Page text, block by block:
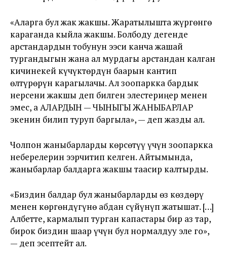
«Аларга бул жак жакшы. Жаратылышта жүргөнгө
караганда кыйла жакшы. Болбоду дегенде
арстандардын тобунун ээси канча жашай
тургандыгын жана ал мурдагы арстандан калган
кичинекей күчүктөрдүн баарын кантип
өлтүрөрүн карагылачы. Ал зоопаркка бардык
нерсени жакшы деп билген элестериңер менен
эмес, а АЛАРДЫН — ЧЫНЫГЫ ЖАНЫБАРЛАР
экенин билип туруп баргыла», — деп жазды ал.
Чолпон жаныбарларды көрсөтүү үчүн зоопаркка
неберелерин ээрчитип келген. Айтымында,
жаныбарлар балдарга жакшы таасир калтырды.
«Биздин балдар бул жаныбарларды өз көздөрү
менен көргөндүгүнө абдан сүйүнүп жатышат. […]
Албетте, кармалып турган капастары бир аз тар,
бирок биздин шаар үчүн бул нормалдуу эле го»,
— деп эсептейт ал.